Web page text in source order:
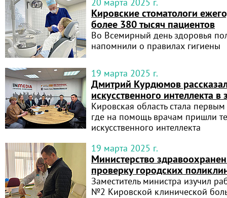
Кировские стоматологи
более 380 тысяч пациентов
Во Всемирный день здоровья
напомнили о правилах гигиены
19 марта 2025 г.
Дмитрий Курдюмов
искусственного интеллекта
Кировская область стала
где на помощь врачам пришли
искусственного интеллекта
19 марта 2025 г.
Министерство
проверку городских
Заместитель министра изучил
№2 Кировской клинической